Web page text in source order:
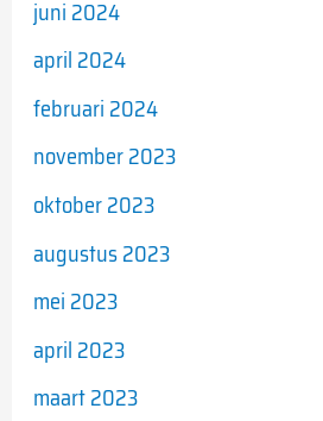
juni 2024
april 2024
februari 2024
november 2023
oktober 2023
augustus 2023
mei 2023
april 2023
maart 2023